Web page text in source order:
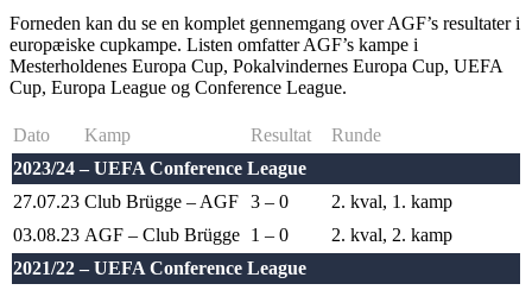
Forneden kan du se en komplet gennemgang over AGF’s resultater i
europæiske cupkampe. Listen omfatter AGF’s kampe i
Mesterholdenes Europa Cup, Pokalvindernes Europa Cup, UEFA
Cup, Europa League og Conference League.
Dato Kamp Resultat
Runde
2023/24 – UEFA Conference League
27.07.23 Club Brügge – AGF 3 – 0
2. kval, 1. kamp
03.08.23 AGF – Club Brügge 1 – 0
2. kval, 2. kamp
2021/22 – UEFA Conference League